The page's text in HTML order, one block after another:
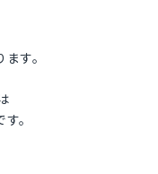
す。
。